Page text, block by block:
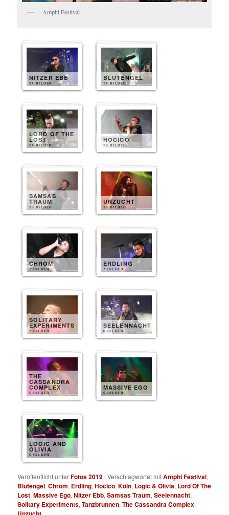
Amphi Festival
NITZER EBB
14 BILDER
BLUTENGEL
14 BILDER
LORD OF THE
LOST
14 BILDER
HOCICO
10 BILDER
SAMSAS
TRAUM
10 BILDER
UNZUCHT
10 BILDER
CHROM
7 BILDER
ERDLING
7 BILDER
SOLITARY
EXPERIMENTS
7 BILDER
SEELENNACHT
6 BILDER
THE
CASSANDRA
COMPLEX
5 BILDER
MASSIVE EGO
5 BILDER
LOGIC AND
OLIVIA
5 BILDER
Veröffentlicht unterFotos 2019 |Verschlagwortet mitAmphi Festival,
Blutengel,Chrom, Erdling,Hocico,Köln, Logic & Olivia, Lord Of The
Lost,Massive Ego,Nitzer Ebb,Samsas Traum,Seelennacht,
Solitary Experiments,Tanzbrunnen,The Cassandra Complex,